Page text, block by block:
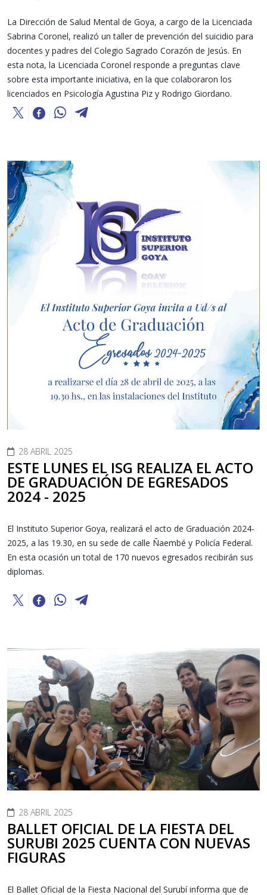
La Dirección de Salud Mental de Goya, a cargo de la Licenciada
Sabrina Coronel, realizó un taller de prevención del suicidio para
docentes y padres del Colegio Sagrado Corazón de Jesús. En
esta nota, la Licenciada Coronel responde a preguntas clave
sobre esta importante iniciativa, en la que colaboraron los
licenciados en Psicología Agustina Piz y Rodrigo Giordano.
28 ABRIL 2025
ESTE LUNES EL ISG REALIZA EL ACTO
DE GRADUACIÓN DE EGRESADOS
2024 - 2025
El Instituto Superior Goya, realizará el acto de Graduación 2024-
2025, a las 19.30, en su sede de calle Ñaembé y Policía Federal.
En esta ocasión un total de 170 nuevos egresados recibirán sus
diplomas.
28 ABRIL 2025
BALLET OFICIAL DE LA FIESTA DEL
SURUBI 2025 CUENTA CON NUEVAS
FIGURAS
El Ballet Oficial de la Fiesta Nacional del Surubí informa que de